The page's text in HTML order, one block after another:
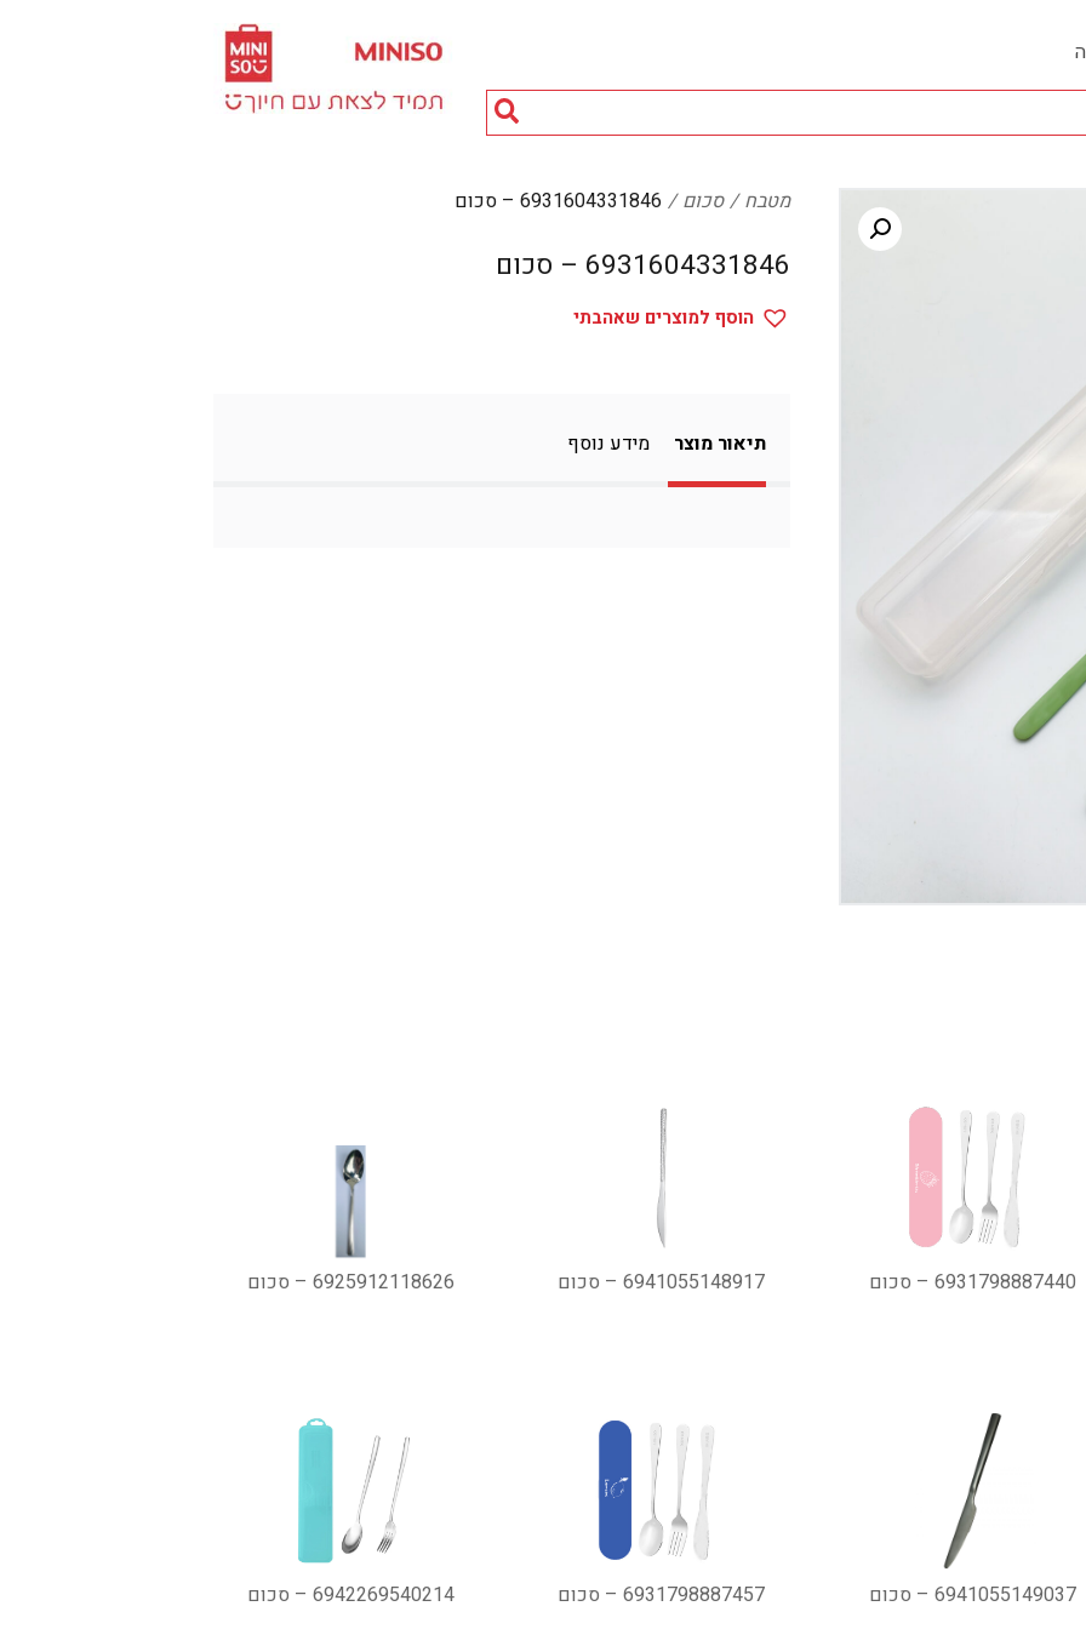
חיפוש
מוצרים...
מטבח סכום 6931604331846 – סכום
6931604331846 – סכום
הוסף למוצרים שאהבתי
תיאור מוצר מידע נוסף
6931798887440 – סכום 6941055148917 – סכום 6925912118626 – סכום
6941055149037 – סכום 6931798887457 – סכום 6942269540214 – סכום